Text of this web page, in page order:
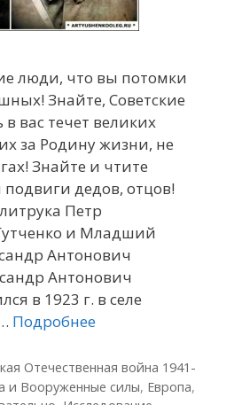
люди, что вы потомки
Знайте, Советские
вас течет великих
за Родину жизни, не
Знайте и чтите
дедов, отцов!
Петр
и Младший
Антонович
Антонович
в 1923 г. в селе
Подробнее
Отечественная война 1941-
и Вооруженные силы, Европа,